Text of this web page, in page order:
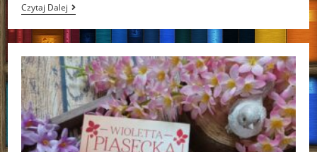
Czytaj DalejBeast
Boy
Kocha
Raven
Garcia